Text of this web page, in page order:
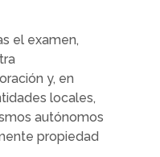
el examen,
y, en
locales,
autónomos
propiedad